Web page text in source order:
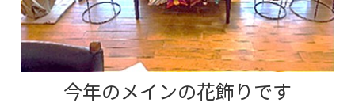
今年のメインの花飾りです